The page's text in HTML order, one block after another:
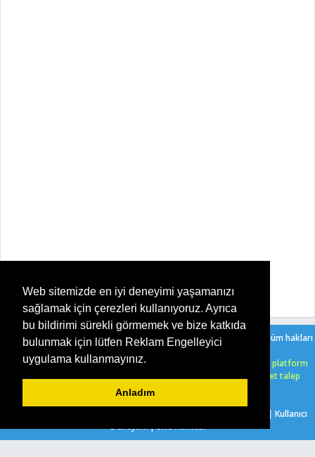
Web sitemizde en iyi deneyimi yaşamanızı
sağlamak için çerezleri kullanıyoruz. Ayrıca
bu bildirimi sürekli görmemek ve bize katkıda
bulunmak için lütfen Reklam Engelleyici
uygulama kullanmayınız.
Anladım
Copyright ©2026 Şeker Oyun - Her Yaşa Uygun Ücretsiz Oyunlar
. Tüm hakları
Bir Serkan Çelik
sitesidir.
HTML5 oyunlarımızı ücretsiz bir şekilde, işletim sistemi, tarayıcı ve platform
farketmeksizin, uyumlu olarak oynayabilirsiniz. Herhangi bir ücret talep
edilmemektedir.
| Kullanıcı
Deneyimi|Site Haritası